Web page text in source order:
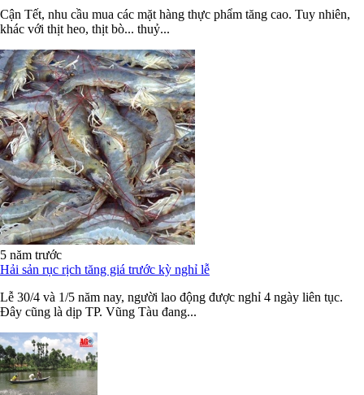
Cận Tết, nhu cầu mua các mặt hàng thực phẩm tăng cao. Tuy nhiên,
khác với thịt heo, thịt bò... thuỷ...
5 năm trước
Hải sản rục rịch tăng giá trước kỳ nghỉ lễ
Lễ 30/4 và 1/5 năm nay, người lao động được nghỉ 4 ngày liên tục.
Đây cũng là dịp TP. Vũng Tàu đang...